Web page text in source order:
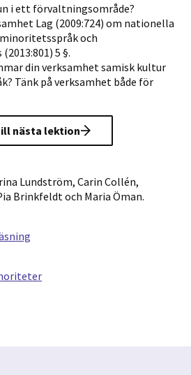
Lundström, Carin Collén,
Brinkfeldt och Maria Öman.
i ett förvaltningsområde?
Lag (2009:724) om nationella
och
5 §.
din verksamhet samisk kultur
Tänk på verksamhet både för
nästa lektion